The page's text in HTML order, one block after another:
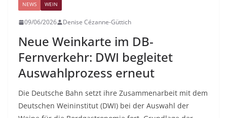
NEWS WEIN
09/06/2026 Denise Cézanne-Güttich
Neue Weinkarte im DB-
Fernverkehr: DWI begleitet
Auswahlprozess erneut
Die Deutsche Bahn setzt ihre Zusammenarbeit mit dem
Deutschen Weininstitut (DWI) bei der Auswahl der